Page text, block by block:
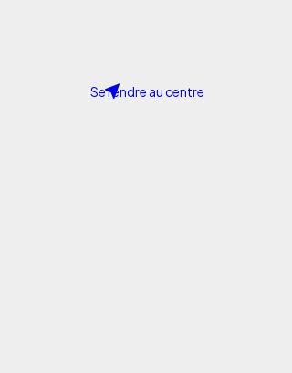
Se rendre au centre